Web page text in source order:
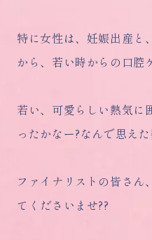
特に女性は、妊娠出産と
から、若い時からの口腔
若い、可愛らしい熱気に
ったかなー?なんで思えた
ファイナリストの皆さん
てくださいませ??